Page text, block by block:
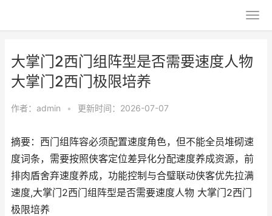
大掌门2西门组阵型是否需要速度人物
大掌门2西门极限培养
作者： admin • 更新时间：2026-07-07
摘要：西门组阵容必须配置速度角色，但不能全员堆砌速
度词条，需要按照侠客定位差异化分配速度养成资源，前
排肉盾舍弃速度养成，功能控制与合璧联动侠客优先拉满
速度,大掌门2西门组阵型是否需要速度人物 大掌门2西门
极限培养